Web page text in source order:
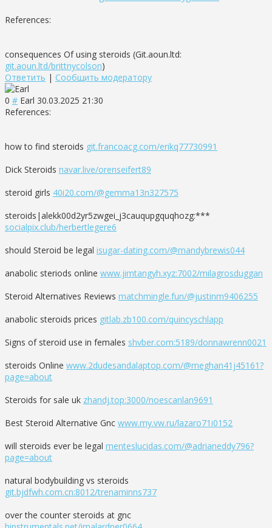
References:
consequences Of using steroids (Git.aoun.ltd:
git.aoun.ltd/brittnycolson)
Ответить | Сообщить модератору
0 # Earl 30.03.2025 21:30
References:
how to find steroids git.francoacg.com/erikq77730991
Dick Steroids navar.live/orenseifert89
steroid girls 40i20.com/@gemma13n327575
steroids|alekk00d2yr5zwgei_j3cauqupgquqhozg:***
socialpix.club/herbertlegere6
should Steroid be legal isugar-dating.com/@mandybrewis044
anabolic steriods online www.jimtangyh.xyz:7002/milagrosduggan
Steroid Alternatives Reviews matchmingle.fun/@justinm9406255
anabolic steroids prices gitlab.zb100.com/quincyschlapp
Signs of steroid use in females shvber.com:5189/donnawrenn0021
steroids Online www.2dudesandalaptop.com/@meghan41j45161?
page=about
Steroids for sale uk zhandj.top:3000/noescanlan9691
Best Steroid Alternative Gnc www.my.vw.ru/lazaro71i0152
will steroids ever be legal menteslucidas.com/@adrianeddy796?
page=about
natural bodybuilding vs steroids
git.bjdfwh.com.cn:8012/trenaminns737
over the counter steroids at gnc